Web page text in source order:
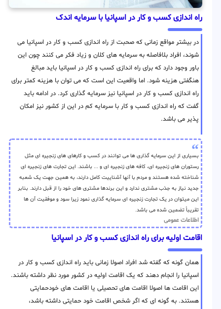
راه اندازی کسب و کار در اسپانیا با سرمایه اندک
در بیشتر مواقع زمانی که صحبت از راه اندازی کسب و کار در اسپانیا می
شوند، افراد بلافاصله به سرمایه های کلان و زیاد فکر می کنند چون این
باور وجود دارد که برای راه اندازی کسب و کار در اسپانیا باید مبالغ
هنگفتی هزینه شود. اما واقعیت این است که می توان با هزینه کمتر برای
راه اندازی کسب و کار در اسپانیا نیز سرمایه گذاری کرد. در ادامه باید
گفت که راه اندازی کسب و کار با سرمایه کم در این از کشور نیز امکان
پذیر می باشد.
بسیاری از این سرمایه گذاری ها می توانند در کسب و کارهای های زنجیره ای مثل
رستوران های زنجیره ای، کافه های زنجیره ای و ... باشند. این تجارت های زنجیره ای
شناخته شده هستند و مردم با آنها آشناییت کامل دارند، به همین جهت یک شعبه
جدید نیاز به جذب مشتری ندارد و این برندها مشتری های خود را از قبل دارند. بنابر
این میتوان در یک تجارت زنجیره ای سرمایه گذاری نمود زیرا سود و موفقیت آن ها
تقریباً تضمین شده می باشد.
اطلاعات عمومی
اقامت اولیه برای راه اندازی کسب و کار در اسپانیا
همان گونه که گفته شد افراد اصولا زمانی باید راه اندازی کسب و کار در
اسپانیا را انجام دهند که یک اقامت اولیه در کشور مورد نظر داشته باشند.
این اقامت ها اصولا اقامت های تحصیلی یا اقامت های خودحمایتی
هستند. به گونه ای که اگر شخص اقامت خود حمایتی داشته باشد،